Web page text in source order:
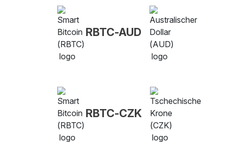
RBTC-AUD
RBTC-CZK